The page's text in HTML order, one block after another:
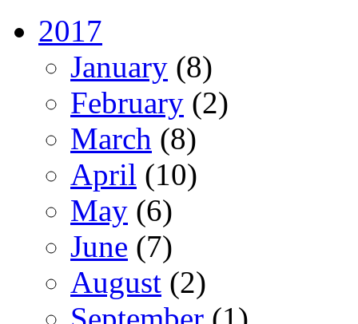
2017
January (8)
February (2)
March (8)
April (10)
May (6)
June (7)
August (2)